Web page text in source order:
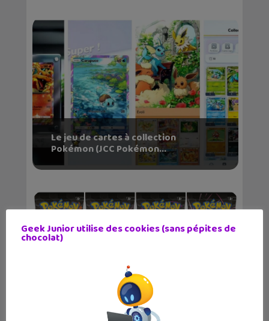
Le jeu de cartes à collection
Pokémon (JCC Pokémon...
Geek Junior utilise des cookies (sans pépites de
chocolat)